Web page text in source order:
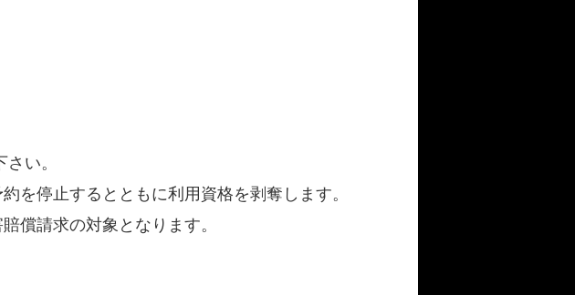
い。
を停止するとともに利用資格を剥奪します。
償請求の対象となります。